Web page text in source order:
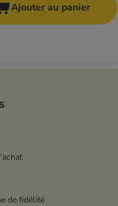
Ajouter au panier
de fidélité